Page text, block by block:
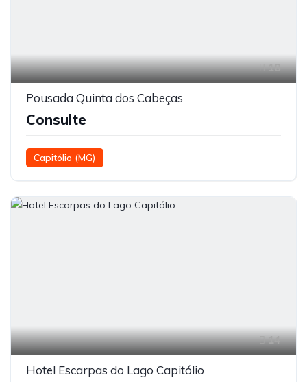
18
Pousada Quinta dos Cabeças
Consulte
Capitólio (MG)
14
Hotel Escarpas do Lago Capitólio